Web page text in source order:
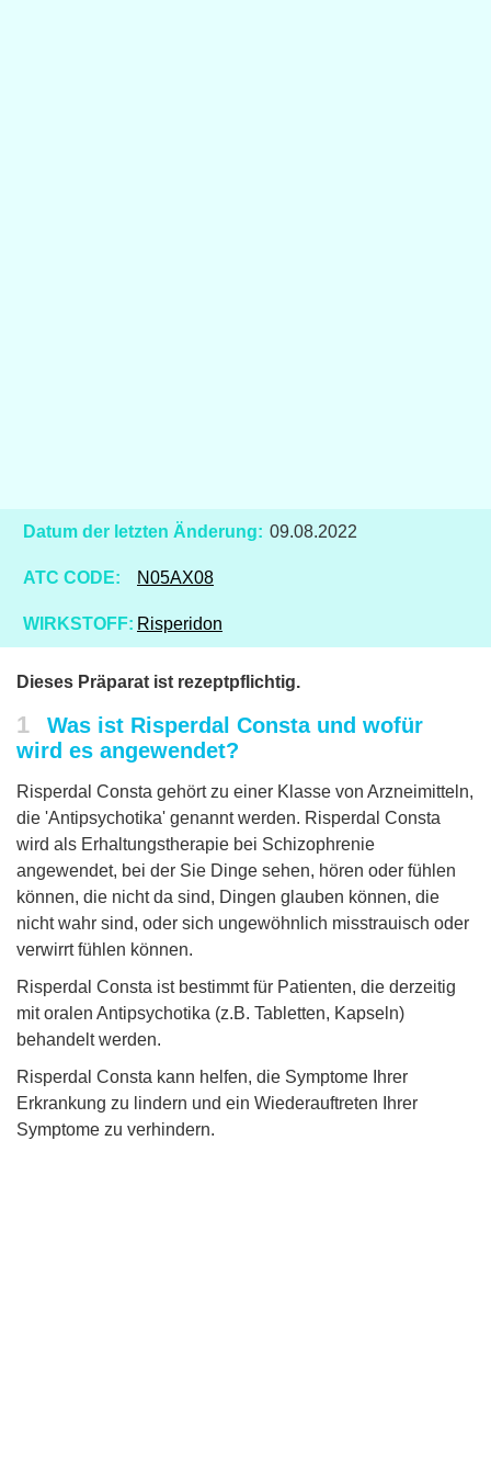
Datum der letzten Änderung: 09.08.2022
ATC CODE: N05AX08
WIRKSTOFF: Risperidon
Dieses Präparat ist rezeptpflichtig.
1
Was ist Risperdal Consta und wofür
wird es angewendet?
Risperdal Consta gehört zu einer Klasse von Arzneimitteln,
die 'Antipsychotika' genannt werden. Risperdal Consta
wird als Erhaltungstherapie bei Schizophrenie
angewendet, bei der Sie Dinge sehen, hören oder fühlen
können, die nicht da sind, Dingen glauben können, die
nicht wahr sind, oder sich ungewöhnlich misstrauisch oder
verwirrt fühlen können.
Risperdal Consta ist bestimmt für Patienten, die derzeitig
mit oralen Antipsychotika (z.B. Tabletten, Kapseln)
behandelt werden.
Risperdal Consta kann helfen, die Symptome Ihrer
Erkrankung zu lindern und ein Wiederauftreten Ihrer
Symptome zu verhindern.